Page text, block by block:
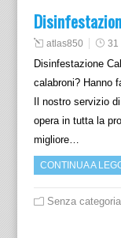
atlas850 31
Disinfestazione
calabroni? Hanno
Il nostro servizio
opera in tutta la
migliore…
CONTINUA A
Senza categoria